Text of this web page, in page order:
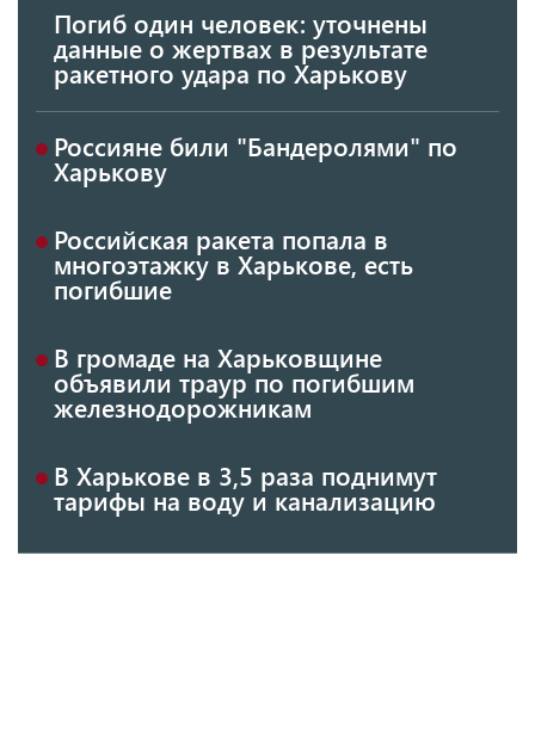
Погиб один человек: уточнены
данные о жертвах в результате
ракетного удара по Харькову
Россияне били "Бандеролями" по
Харькову
Российская ракета попала в
многоэтажку в Харькове, есть
погибшие
В громаде на Харьковщине
объявили траур по погибшим
железнодорожникам
В Харькове в 3,5 раза поднимут
тарифы на воду и канализацию